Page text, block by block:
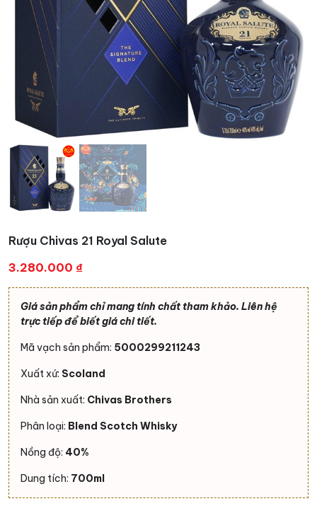
Rượu Chivas 21 Royal Salute
3.280.000 ₫
Giá sản phẩm chỉ mang tính chất tham khảo. Liên hệ
trực tiếp để biết giá chi tiết.
Mã vạch sản phẩm: 5000299211243
Xuất xứ: Scoland
Nhà sản xuất: Chivas Brothers
Phân loại: Blend Scotch Whisky
Nồng độ: 40%
Dung tích: 700ml